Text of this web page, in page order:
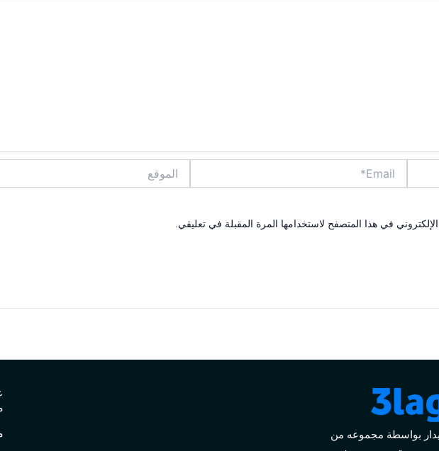
في هذا المتصفح لاستخدامها المرة المقبلة في تعليقي.
بواسطة مجموعه من